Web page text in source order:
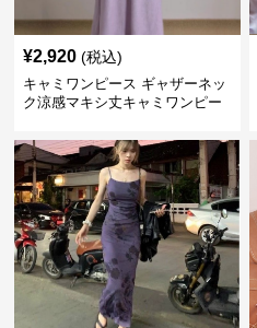
¥2,920 (税込)
キャミワンピース ギャザーネッ
ク涼感マキシ丈キャミワンピー